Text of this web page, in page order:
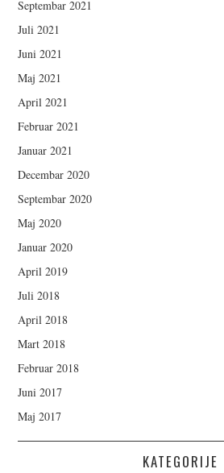
Septembar 2021
Juli 2021
Juni 2021
Maj 2021
April 2021
Februar 2021
Januar 2021
Decembar 2020
Septembar 2020
Maj 2020
Januar 2020
April 2019
Juli 2018
April 2018
Mart 2018
Februar 2018
Juni 2017
Maj 2017
KATEGORIJE